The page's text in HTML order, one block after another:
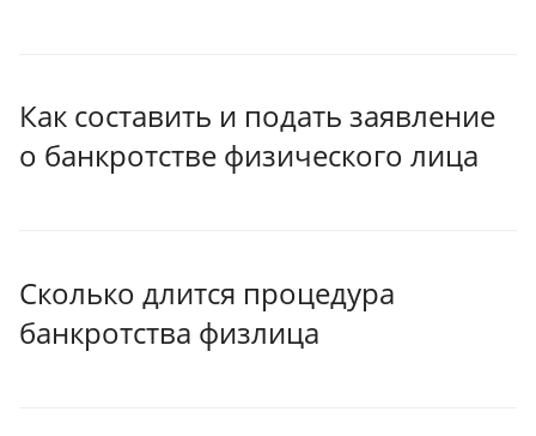
Как составить и подать заявление
о банкротстве физического лица
Сколько длится процедура
банкротства физлица